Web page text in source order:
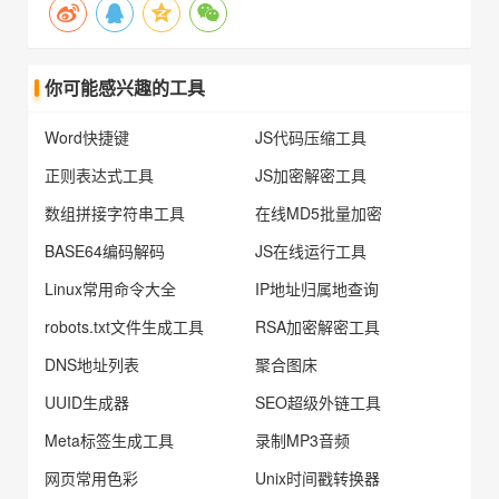
你可能感兴趣的工具
Word快捷键
JS代码压缩工具
正则表达式工具
JS加密解密工具
数组拼接字符串工具
在线MD5批量加密
BASE64编码解码
JS在线运行工具
Linux常用命令大全
IP地址归属地查询
robots.txt文件生成工具
RSA加密解密工具
DNS地址列表
聚合图床
UUID生成器
SEO超级外链工具
Meta标签生成工具
录制MP3音频
网页常用色彩
Unix时间戳转换器